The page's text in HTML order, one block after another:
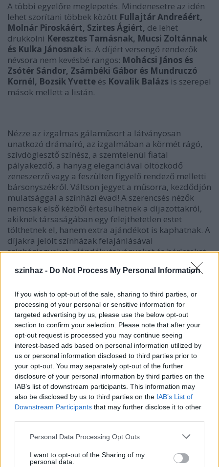
szinhaz - Do Not Process My Personal Information
If you wish to opt-out of the sale, sharing to third parties, or
processing of your personal or sensitive information for
targeted advertising by us, please use the below opt-out
section to confirm your selection. Please note that after your
opt-out request is processed you may continue seeing
interest-based ads based on personal information utilized by
us or personal information disclosed to third parties prior to
your opt-out. You may separately opt-out of the further
disclosure of your personal information by third parties on the
IAB’s list of downstream participants. This information may
also be disclosed by us to third parties on the IAB’s List of
Downstream Participants that may further disclose it to other
Please note that this website/app uses one or more Google
not limited to your visit or usage behaviour. You may click to
grant or deny consent to Google and its third-party tags to
Personal Data Processing Opt Outs
I want to opt-out of the Sharing of my
personal data.
A többi egyelőre meglepetés. Mindenesetre az idén
lehet szorítani többek között Fullajtár Andreáért,
Molnár Piroskáért, Szirtes Ágiért, de lehet
drukkolni Keresztes Tamásnak, Mucsi Zoltánnak
és Kulka Jánosnak is. A díjért versengő rendezők
névsora nem kevésbé rangos: Mohácsi János és
Zsótér Sándor, Zsámbéki Gábor és Mundruczó
Kornél, Bozsik Yvette és Kovalik Balázs is szerepel
mások mellett a listán.
Nézze az izgalmas gálaműsort a látványosan
unatkozó drámaíró, az izgalmában a körmét rágó,
szívdöglesztő színész, a szemtelenül fiatal
pályakezdő, a hanyag eleganciával öltözködő
zeneszerző vagy a feszülten figyelő rendező melletti
bársonyszékről. Váltson jegyet a műsorra, kezdődjön
mulatsággal a színházi évad! A szerencsés nézők
nemcsak első kézből értesülhetnek a díjazottakról,
akiknek társaságában egy felejthetetlen estet
tölthetnek el, hanem extra ajándékot is kaphatnak. A
díjakra jelölt színházak felajánlásával
színházjegyeket, ajándékutalványokat és bérleteket
rendelkező nézők között, a jelenlévő színészek